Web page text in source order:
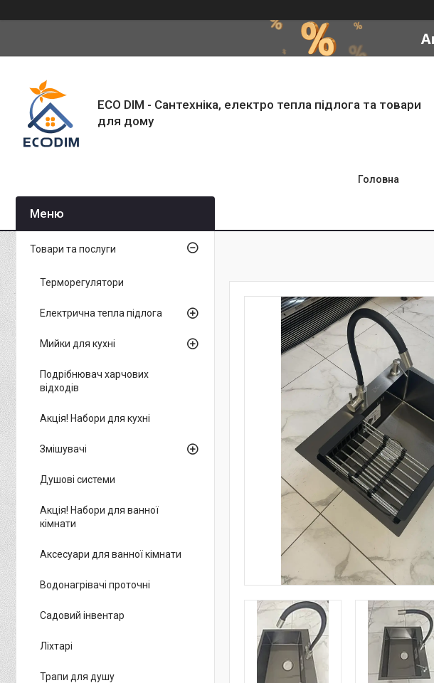
ECO DIM - Сантехніка, електро тепла підлога та товари
для дому
Головна
Товари та послуги
Терморегулятори
Електрична тепла підлога
Мийки для кухні
Подрібнювач харчових
відходів
Акція! Набори для кухні
Змішувачі
Душові системи
Акція! Набори для ванної
кімнати
Аксесуари для ванної кімнати
Водонагрівачі проточні
Садовий інвентар
Ліхтарі
Трапи для душу